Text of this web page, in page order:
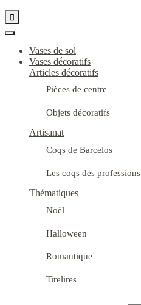

Vases de sol
Vases décoratifs
Articles décoratifs
Pièces de centre
Objets décoratifs
Artisanat
Coqs de Barcelos
Les coqs des professions
Thématiques
Noël
Halloween
Romantique
Tirelires